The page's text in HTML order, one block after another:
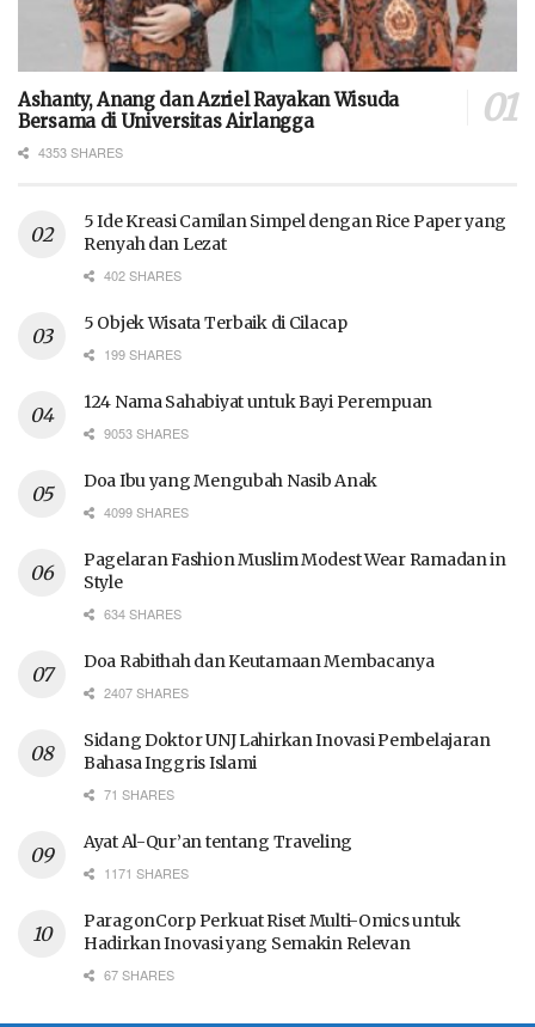
Ashanty, Anang dan Azriel Rayakan Wisuda
Bersama di Universitas Airlangga
4353 SHARES
5 Ide Kreasi Camilan Simpel dengan Rice Paper yang
Renyah dan Lezat
402 SHARES
5 Objek Wisata Terbaik di Cilacap
199 SHARES
124 Nama Sahabiyat untuk Bayi Perempuan
9053 SHARES
Doa Ibu yang Mengubah Nasib Anak
4099 SHARES
Pagelaran Fashion Muslim Modest Wear Ramadan in
Style
634 SHARES
Doa Rabithah dan Keutamaan Membacanya
2407 SHARES
Sidang Doktor UNJ Lahirkan Inovasi Pembelajaran
Bahasa Inggris Islami
71 SHARES
Ayat Al-Qur’an tentang Traveling
1171 SHARES
ParagonCorp Perkuat Riset Multi-Omics untuk
Hadirkan Inovasi yang Semakin Relevan
67 SHARES